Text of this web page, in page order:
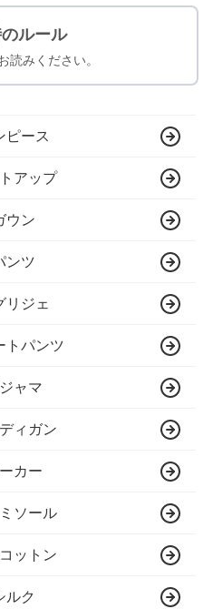
ルール
読みください。
ピース
アップ
ウン
ンツ
リジェ
トパンツ
ャマ
ィガン
カー
ソール
ットン
ルク